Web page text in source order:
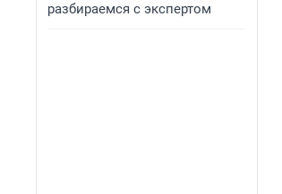
разбираемся с экспертом